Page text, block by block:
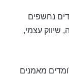
נחשפים
שיווק עצמי,
מאמנים